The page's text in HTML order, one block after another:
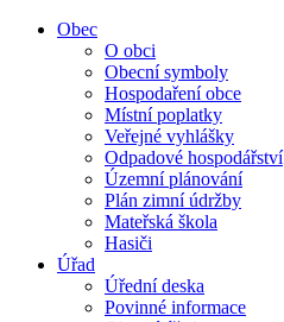
Obec
O obci
Obecní symboly
Hospodaření obce
Místní poplatky
Veřejné vyhlášky
Odpadové hospodářství
Územní plánování
Plán zimní údržby
Mateřská škola
Hasiči
Úřad
Úřední deska
Povinné informace